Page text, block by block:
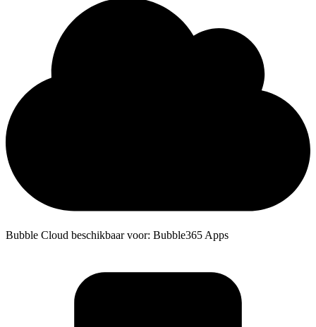
Bubble Cloud beschikbaar voor: Bubble365 Apps